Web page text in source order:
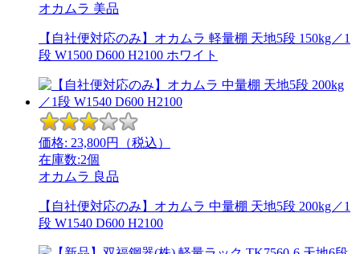
オカムラ 美品
【自社便対応のみ】オカムラ 軽量棚 天地5段 150kg／1
段 W1500 D600 H2100 ホワイト
価格: 23,800円（税込）
在庫数:2個
オカムラ 良品
【自社便対応のみ】オカムラ 中量棚 天地5段 200kg／1
段 W1540 D600 H2100